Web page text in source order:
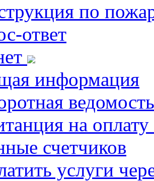
по
ответ
информация
ведомость
на
счетчиков
услуги